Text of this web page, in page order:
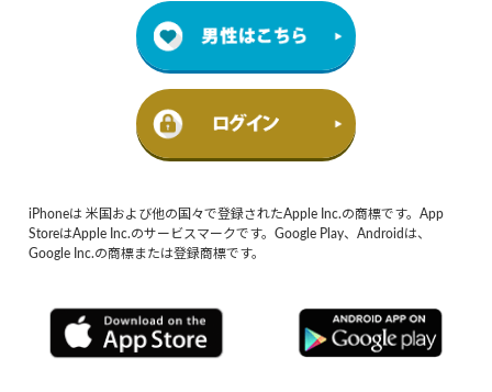
iPhoneは 米国および他の国々で登録されたApple Inc.の商標です。App
StoreはApple Inc.のサービスマークです。Google Play、Androidは、
Google Inc.の商標または登録商標です。